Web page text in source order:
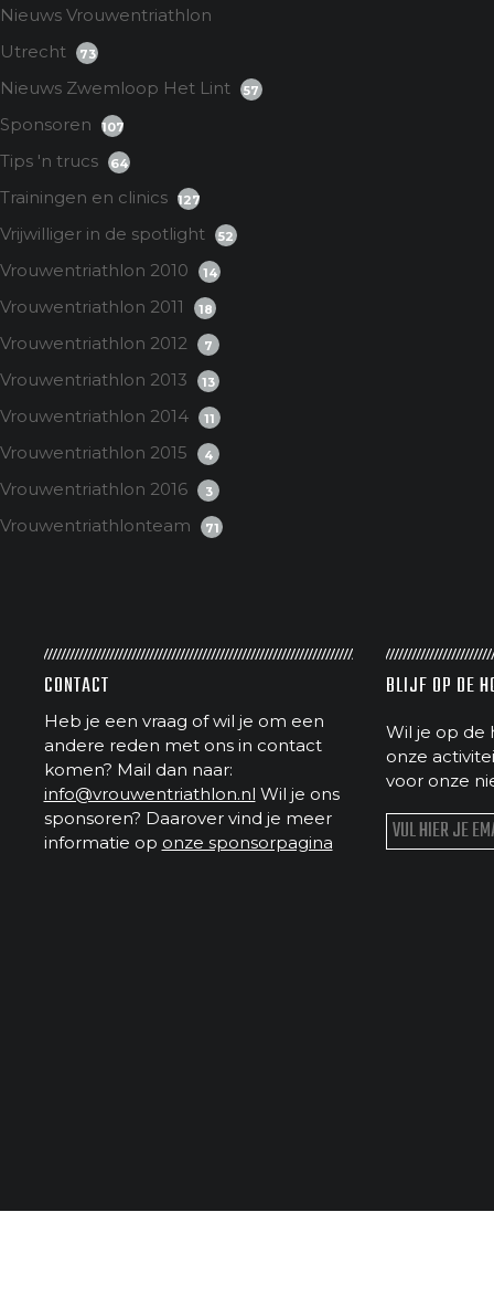
Nieuws Vrouwentriathlon
Utrecht
73
Nieuws Zwemloop Het Lint 57
Sponsoren 107
Tips 'n trucs 64
Trainingen en clinics 127
Vrijwilliger in de spotlight 52
Vrouwentriathlon 2010 14
Vrouwentriathlon 2011 18
Vrouwentriathlon 2012 7
Vrouwentriathlon 2013 13
Vrouwentriathlon 2014 11
Vrouwentriathlon 2015 4
Vrouwentriathlon 2016 3
Vrouwentriathlonteam 71
CONTACT
Heb je een vraag of wil je om een
andere reden met ons in contact
komen? Mail dan naar:
info@vrouwentriathlon.nl Wil je ons
sponsoren? Daarover vind je meer
informatie op onze sponsorpagina
BLIJF OP DE
Wil je op de
onze
voor onze